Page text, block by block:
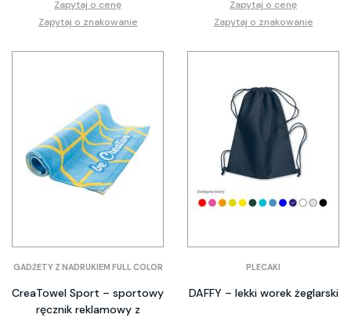
Zapytaj o cenę
Zapytaj o znakowanie
Zapytaj o cenę
Zapytaj o znakowanie
GADŻETY Z NADRUKIEM FULL COLOR
CreaTowel Sport – sportowy
ręcznik reklamowy z
PLECAKI
DAFFY – lekki worek żeglarski